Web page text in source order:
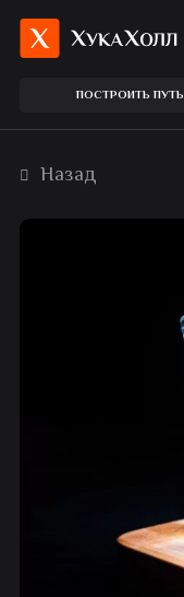
ПОСТРОИТЬ ПУТЬ
Назад